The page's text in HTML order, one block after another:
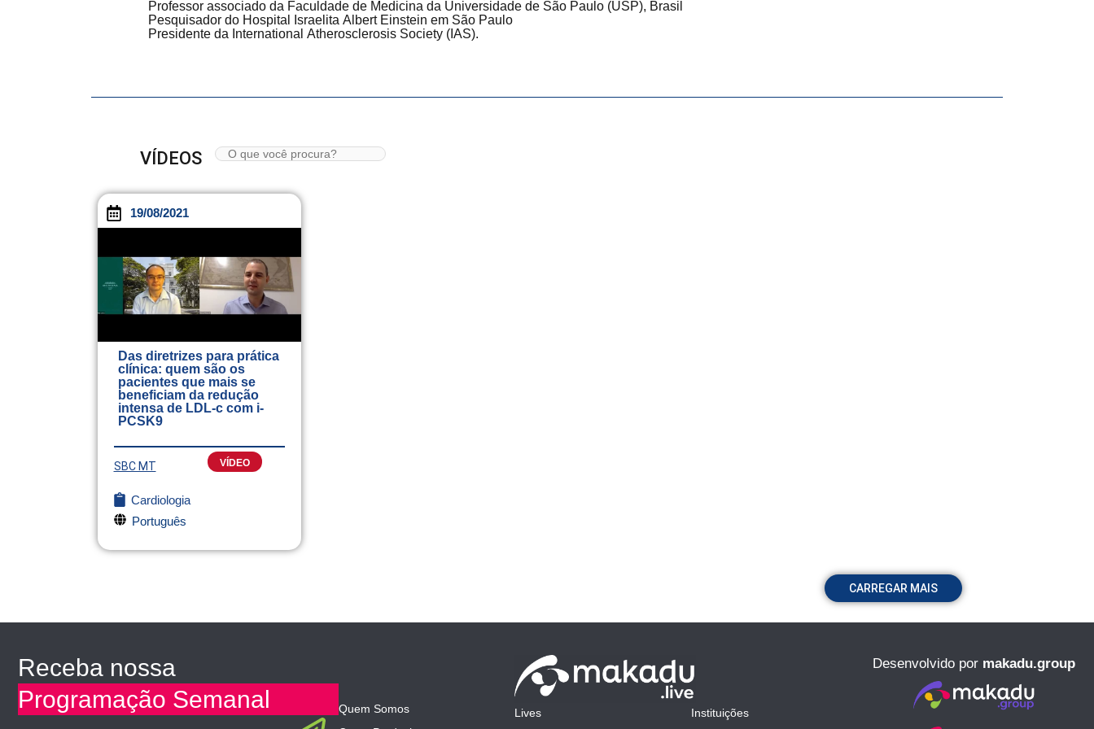
Professor associado da Faculdade de Medicina da Universidade de São Paulo (USP), Brasil
Pesquisador do Hospital Israelita Albert Einstein em São Paulo
Presidente da International Atherosclerosis Society (IAS).
VÍDEOS
19/08/2021
Das diretrizes para prática
clínica: quem são os
pacientes que mais se
beneficiam da redução
intensa de LDL-c com i-
PCSK9
SBC MT VÍDEO
Cardiologia
Português
CARREGAR MAIS
Receba nossa
Programação Semanal
Quem Somos
Lives
Instituições
Desenvolvido por makadu.group